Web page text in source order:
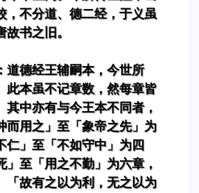
，不分道、德二经，于义虽
书之旧。
道德经王辅嗣本，今世所
此本虽不记章数，然每章皆
其中亦有与今王本不同者，
而用之」至「象帝之先」为
仁」至「不如守中」为四
」至「用之不勤」为六章，
「故有之以为利，无之以为